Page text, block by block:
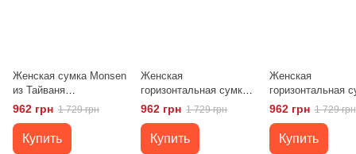
Женская сумка Monsen
из Тайваня
горизонтальная
средний размер цвет
зеленый
962 грн 1 729 грн
Купить
Женская
горизонтальная сумка
Monsen C1CBK1927s в
серебристом цвете из
полиэстера Тайвань
962 грн 1 729 грн
Купить
Женская
горизонтальная
Monsen
white из
Тайвань средний
размер
962 грн 1 729 грн
Купить